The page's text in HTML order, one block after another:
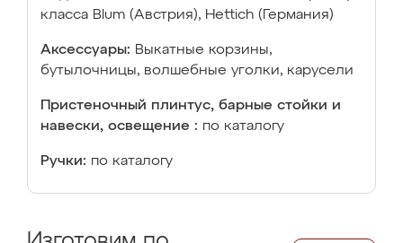
класса Blum (Австрия), Hettich (Германия)
Аксессуары: Выкатные корзины,
бутылочницы, волшебные уголки, карусели
Пристеночный плинтус, барные стойки и
навески, освещение : по каталогу
Ручки: по каталогу